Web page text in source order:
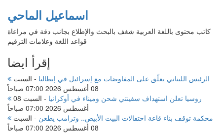
اسماعيل الماحي
كاتب محتوى باللغة العربية شغف بالبحث والإطلاع بجانب دقة في مراعاة
قواعد اللغة وعلامات الترقيم
إقرأ ايضا
الرئيس اللبناني يعلّق على المفاوضات مع إسرائيل في إيطاليا - السبت
08 أغسطس 2026 07:00 صباحاً
روسيا تعلن استهداف سفينتي شحن وميناء في أوكرانيا -
السبت 08
أغسطس 2026 07:00 صباحاً
محكمة توقف بناء قاعة احتفالات البيت الأبيض.. وترامب يطعن - السبت
08 أغسطس 2026 07:00 صباحاً